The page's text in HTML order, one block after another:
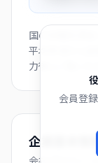
会員登録
国の役職別賃金
平均年収から逆
力後にご覧いた
企業基本情報
会社プロフィー